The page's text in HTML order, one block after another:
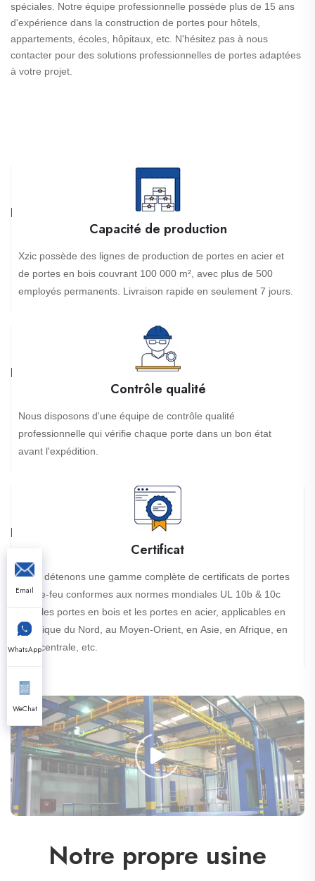
spéciales. Notre équipe professionnelle possède plus de 15 ans
d'expérience dans la construction de portes pour hôtels,
appartements, écoles, hôpitaux, etc. N'hésitez pas à nous
contacter pour des solutions professionnelles de portes adaptées
à votre projet.
Capacité de production
Xzic possède des lignes de production de portes en acier et
de portes en bois couvrant 100 000 m², avec plus de 500
employés permanents. Livraison rapide en seulement 7 jours.
Contrôle qualité
Nous disposons d'une équipe de contrôle qualité
professionnelle qui vérifie chaque porte dans un bon état
avant l'expédition.
Certificat
Nous détenons une gamme complète de certificats de portes
coupe-feu conformes aux normes mondiales UL 10b & 10c
pour les portes en bois et les portes en acier, applicables en
Amérique du Nord, au Moyen-Orient, en Asie, en Afrique, en
Asie centrale, etc.
Notre propre usine
Email
WhatsApp
WeChat